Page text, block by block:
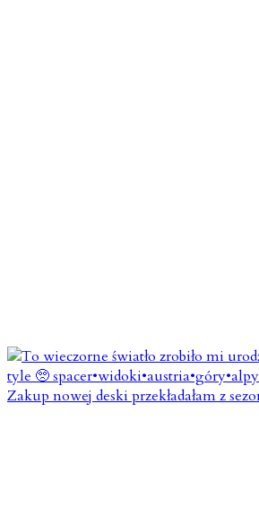
Zakup nowej deski przekładałam z